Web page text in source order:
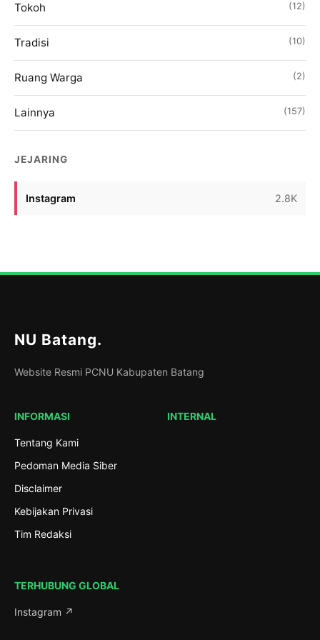
Tokoh (12)
Tradisi (10)
Ruang Warga (2)
Lainnya (157)
dituntut tidak hanya menjadi konsumen pengetahuan,
yang menawarkan solusi bagi masyarakat dan […]
JEJARING
Instagram 2.8K
NU Batang.
Website Resmi PCNU Kabupaten Batang
INFORMASI
Tentang Kami
Pedoman Media Siber
Disclaimer
Kebijakan Privasi
Tim Redaksi
INTERNAL
TERHUBUNG GLOBAL
Instagram ↗